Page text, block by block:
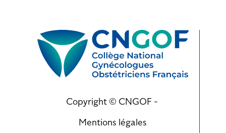
Copyright © CNGOF -
Mentions légales